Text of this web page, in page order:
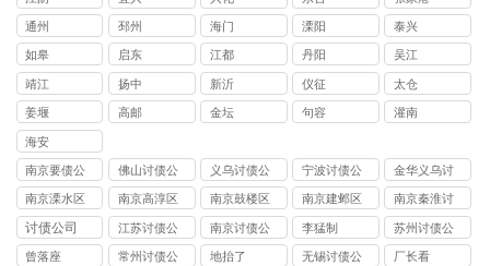
通州 邳州 海门 溧阳 泰兴
如皋 启东 江都 丹阳 吴江
靖江 扬中 新沂 仪征 太仓
姜堰 高邮 金坛 句容 灌南
海安
南京要债公
司
佛山讨债公
司
义乌讨债公
司
宁波讨债公
司
金华义乌讨
债公司
南京溧水区
讨债公司
南京高淳区
讨债公司
南京鼓楼区
讨债公司
南京建邺区
讨债公司
南京秦淮讨
债公司
讨债公司
江苏讨债公
司
南京讨债公
司
李猛制
苏州讨债公
司
曾落座
常州讨债公
地抬了
无锡讨债公
厂长看